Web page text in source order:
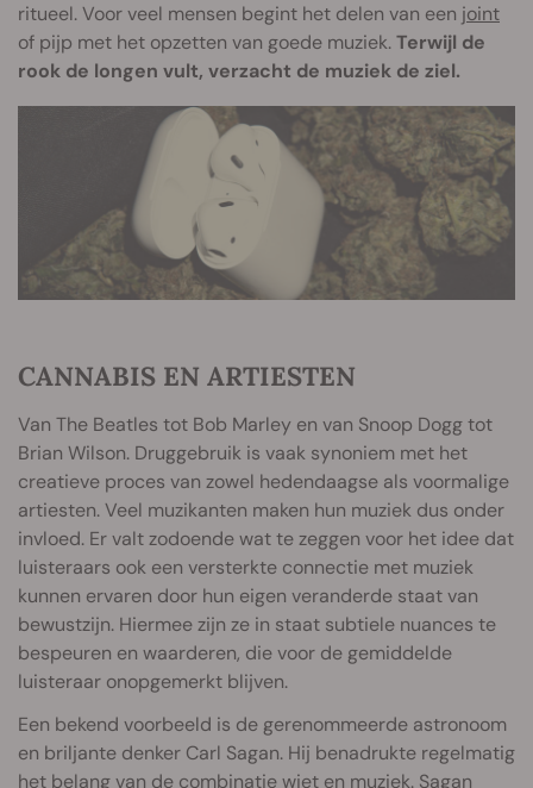
ritueel. Voor veel mensen begint het delen van een joint
of pijp met het opzetten van goede muziek.Terwijl de
rook de longen vult, verzacht de muziek de ziel.
CANNABIS EN ARTIESTEN
Van The Beatles tot Bob Marley en van Snoop Dogg tot
Brian Wilson. Druggebruik is vaak synoniem met het
creatieve proces van zowel hedendaagse als voormalige
artiesten. Veel muzikanten maken hun muziek dus onder
invloed. Er valt zodoende wat te zeggen voor het idee dat
luisteraars ook een versterkte connectie met muziek
kunnen ervaren door hun eigen veranderde staat van
bewustzijn. Hiermee zijn ze in staat subtiele nuances te
bespeuren en waarderen, die voor de gemiddelde
luisteraar onopgemerkt blijven.
Een bekend voorbeeld is de gerenommeerde astronoom
en briljante denker Carl Sagan. Hij benadrukte regelmatig
het belang van de combinatie wiet en muziek. Sagan